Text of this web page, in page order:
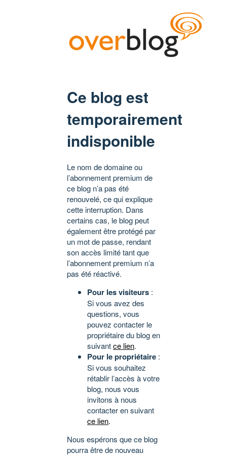
Ce blog est
temporairement
indisponible
Le nom de domaine ou
l’abonnement premium de
ce blog n’a pas été
renouvelé, ce qui explique
cette interruption. Dans
certains cas, le blog peut
également être protégé par
un mot de passe, rendant
son accès limité tant que
l’abonnement premium n’a
pas été réactivé.
Pour les visiteurs :
Si vous avez des
questions, vous
pouvez contacter le
propriétaire du blog en
suivantce lien.
Pour le propriétaire :
Si vous souhaitez
rétablir l’accès à votre
blog, nous vous
invitons à nous
contacter en suivant
ce lien.
Nous espérons que ce blog
pourra être de nouveau